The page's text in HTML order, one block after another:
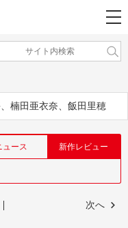
楠田亜衣奈、飯田里穂
ュース 新作レビュー
次へ